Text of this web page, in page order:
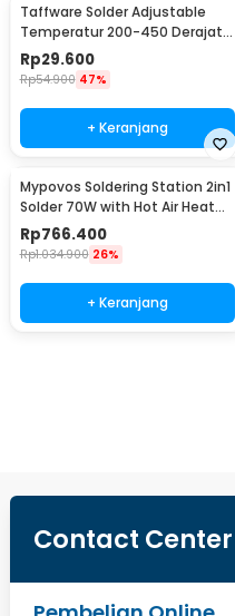
Taffware Solder Adjustable
Temperatur 200-450 Derajat
Celcius 220V 60W - CS-31 B
Rp29.600
Rp54.900 47%
+ Keranjang
Mypovos Soldering Station 2in1
Solder 70W with Hot Air Heat
Gun 750W - 8582D
Rp766.400
Rp1.034.900 26%
+ Keranjang
Contact Center